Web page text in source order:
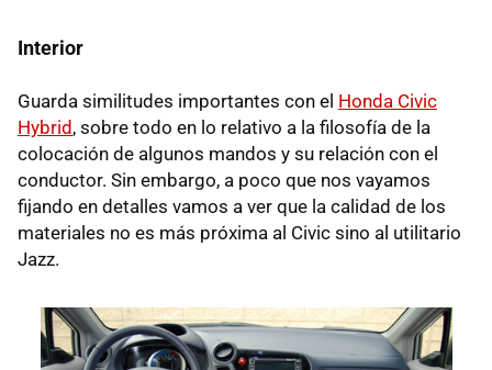
Interior
Guarda similitudes importantes con el Honda Civic
Hybrid, sobre todo en lo relativo a la filosofía de la
colocación de algunos mandos y su relación con el
conductor. Sin embargo, a poco que nos vayamos
fijando en detalles vamos a ver que la calidad de los
materiales no es más próxima al Civic sino al utilitario
Jazz.